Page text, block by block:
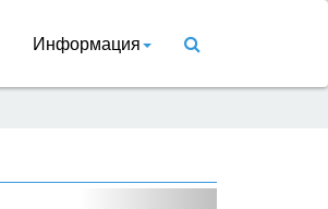
Информация